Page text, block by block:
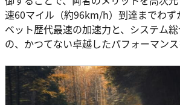
速60マイル（約96km/h）到達までわず
ベット歴代最速の加速力と、システム
の、かつてない卓越したパフォーマンス